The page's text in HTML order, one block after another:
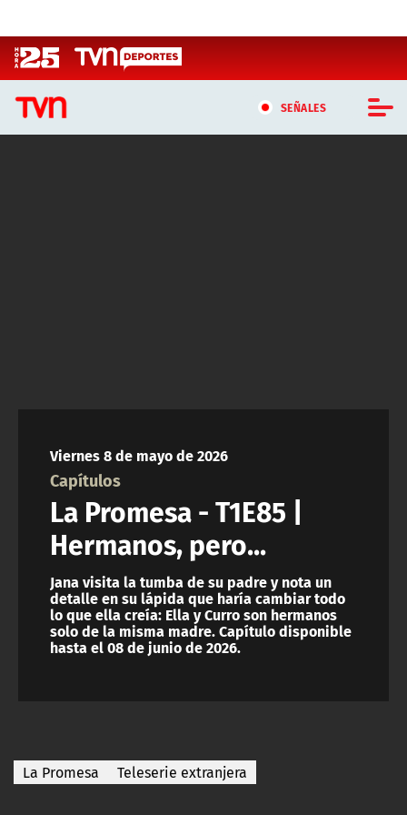
SEÑALES
ACTUALIDAD Y TENDENCIAS
CORPORATIVO Y TRANSPARENCIA
CANAL DE DENUNCIAS
ÁREA DE PROYECTOS
Viernes 8 de mayo de 2026
Capítulos
La Promesa - T1E85 |
Hermanos, pero...
Jana visita la tumba de su padre y nota un
detalle en su lápida que haría cambiar todo
lo que ella creía: Ella y Curro son hermanos
solo de la misma madre. Capítulo disponible
hasta el 08 de junio de 2026.
La Promesa Teleserie extranjera